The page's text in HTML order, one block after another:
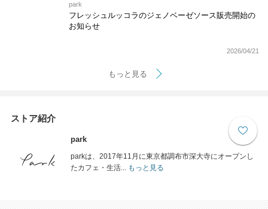
park
フレッシュルッコラのジェノベーゼソース販売開始の
お知らせ
2026/04/21
もっと見る
ストア紹介
park
parkは、2017年11月に東京都調布市深大寺にオープンし
たカフェ・生活...もっと見る